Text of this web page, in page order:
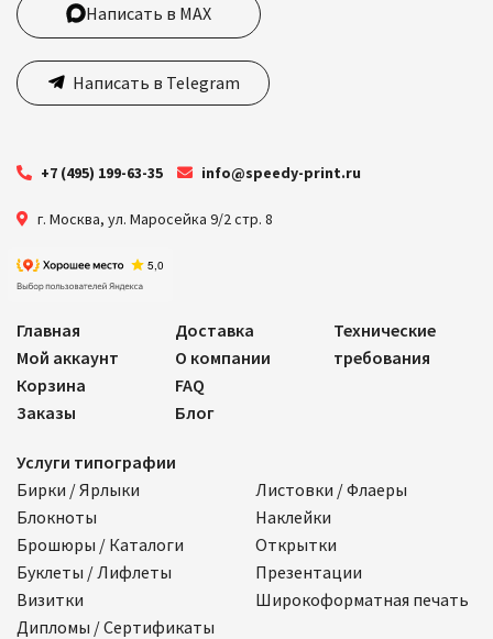
Написать в MAX
Написать в Telegram
+7 (495) 199-63-35 info@speedy-print.ru
г. Москва, ул. Маросейка 9/2 стр. 8
Главная
Мой аккаунт
Корзина
Заказы
Доставка
О компании
FAQ
Блог
Технические
требования
Услуги типографии
Бирки / Ярлыки
Блокноты
Брошюры / Каталоги
Буклеты / Лифлеты
Визитки
Дипломы / Сертификаты
Листовки / Флаеры
Наклейки
Открытки
Презентации
Широкоформатная печать